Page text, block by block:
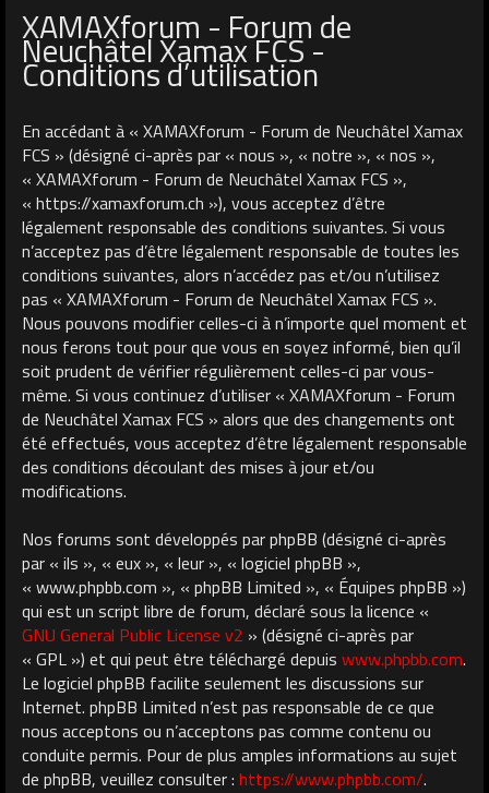
XAMAXforum - Forum de
Neuchâtel Xamax FCS -
Conditions d’utilisation
En accédant à « XAMAXforum - Forum de Neuchâtel Xamax
FCS » (désigné ci-après par « nous », « notre », « nos »,
« XAMAXforum - Forum de Neuchâtel Xamax FCS »,
« https://xamaxforum.ch »), vous acceptez d’être
légalement responsable des conditions suivantes. Si vous
n’acceptez pas d’être légalement responsable de toutes les
conditions suivantes, alors n’accédez pas et/ou n’utilisez
pas « XAMAXforum - Forum de Neuchâtel Xamax FCS ».
Nous pouvons modifier celles-ci à n’importe quel moment et
nous ferons tout pour que vous en soyez informé, bien qu’il
soit prudent de vérifier régulièrement celles-ci par vous-
même. Si vous continuez d’utiliser « XAMAXforum - Forum
de Neuchâtel Xamax FCS » alors que des changements ont
été effectués, vous acceptez d’être légalement responsable
des conditions découlant des mises à jour et/ou
modifications.
Nos forums sont développés par phpBB (désigné ci-après
par « ils », « eux », « leur », « logiciel phpBB »,
« www.phpbb.com », « phpBB Limited », « Équipes phpBB »)
qui est un script libre de forum, déclaré sous la licence «
GNU General Public License v2 » (désigné ci-après par
« GPL ») et qui peut être téléchargé depuis www.phpbb.com.
Le logiciel phpBB facilite seulement les discussions sur
Internet. phpBB Limited n’est pas responsable de ce que
nous acceptons ou n’acceptons pas comme contenu ou
conduite permis. Pour de plus amples informations au sujet
de phpBB, veuillez consulter : https://www.phpbb.com/.